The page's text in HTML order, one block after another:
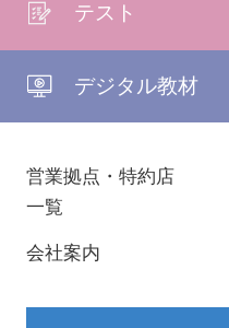
テスト
デジタル教材
営業拠点・特約店
一覧
会社案内